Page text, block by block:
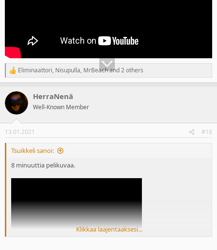
R
e
c
i
s
:
Eliminaattori, Nisupulla, MrBeachand 2 others
HerraNenä
Well-Known Member
13.01.2021 #18
Tsuikkeli sanoi:
8 minuuttia pelikuvaa.
Klikkaa laajentaaksesi...